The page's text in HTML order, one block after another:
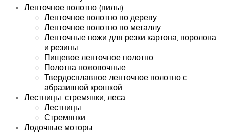
Ленточное полотно (пилы)
Ленточное полотно по дереву
Ленточное полотно по металлу
Ленточные ножи для резки картона, поролона
и резины
Пищевое ленточное полотно
Полотна ножовочные
Твердосплавное ленточное полотно с
абразивной крошкой
Лестницы, стремянки, леса
Лестницы
Стремянки
Лодочные моторы